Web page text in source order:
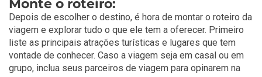
Monte o roteiro:
Depois de escolher o destino, é hora de montar o roteiro da
viagem e explorar tudo o que ele tem a oferecer. Primeiro
liste as principais atrações turísticas e lugares que tem
vontade de conhecer. Caso a viagem seja em casal ou em
grupo, inclua seus parceiros de viagem para opinarem na